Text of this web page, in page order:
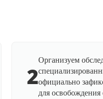
2
Организуем
официально
для